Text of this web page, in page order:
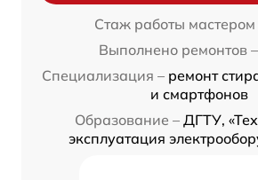
Стаж работы мастером
Выполнено ремонтов –
Специализация – ремонт
и смартфонов
Образование – ДГТУ,
эксплуатация